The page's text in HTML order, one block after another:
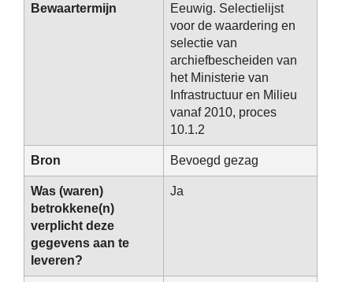
Bewaartermijn
Eeuwig. Selectielijst
voor de waardering en
selectie van
archiefbescheiden van
het Ministerie van
Infrastructuur en Milieu
vanaf 2010, proces
10.1.2
Bron Bevoegd gezag
Was (waren)
betrokkene(n)
verplicht deze
gegevens aan te
leveren?
Ja